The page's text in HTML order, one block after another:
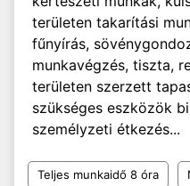
területen takarítási
fűnyírás,
munkavégzés, tiszta,
területen szerzett
szükséges eszközök
személyzeti étkezés...
Teljes munkaidő 8 óra